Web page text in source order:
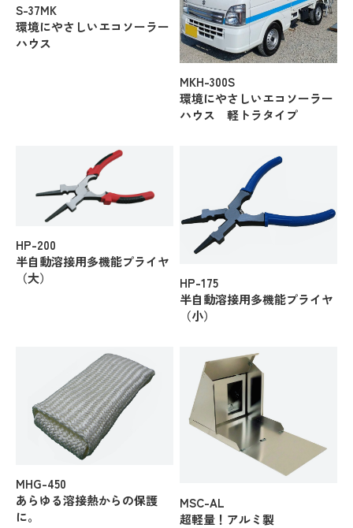
S-37MK
環境にやさしいエコソーラー
ハウス
MKH-300S
環境にやさしいエコソーラー
ハウス 軽トラタイプ
HP-200
半自動溶接用多機能プライヤ
（大）
HP-175
半自動溶接用多機能プライヤ
（小）
MHG-450
あらゆる溶接熱からの保護
に。
MSC-AL
超軽量！アルミ製